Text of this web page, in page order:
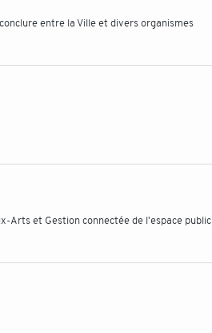
entre la Ville et divers organismes
Arts et Gestion connectée de l'espace public